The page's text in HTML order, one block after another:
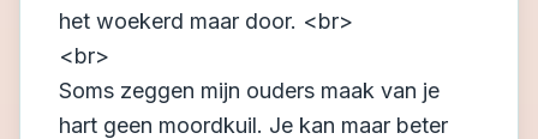
het woekerd maar door. <br>
<br>
Soms zeggen mijn ouders maak van je
hart geen moordkuil. Je kan maar beter